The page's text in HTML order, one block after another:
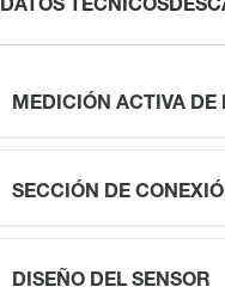
DATOS TÉCNICOS
MEDICIÓN ACTIVA DE
SECCIÓN DE
DISEÑO DEL SENSOR